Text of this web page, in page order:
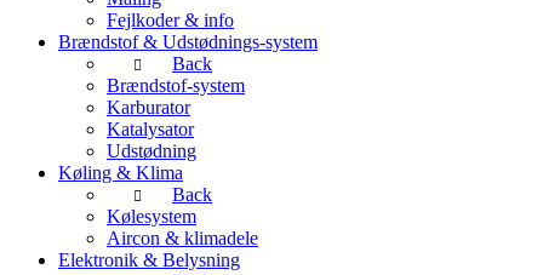
Fejlkoder & info
Brændstof & Udstødnings-system
Back
Brændstof-system
Karburator
Katalysator
Udstødning
Køling & Klima
Back
Kølesystem
Aircon & klimadele
Elektronik & Belysning